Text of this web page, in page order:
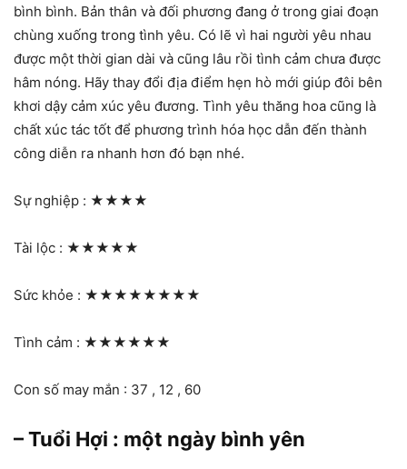
bình bình. Bản thân và đối phương đang ở trong giai đoạn
chùng xuống trong tình yêu. Có lẽ vì hai người yêu nhau
được một thời gian dài và cũng lâu rồi tình cảm chưa được
hâm nóng. Hãy thay đổi địa điểm hẹn hò mới giúp đôi bên
khơi dậy cảm xúc yêu đương. Tình yêu thăng hoa cũng là
chất xúc tác tốt để phương trình hóa học dẫn đến thành
công diễn ra nhanh hơn đó bạn nhé.
Sự nghiệp : ★★★★
Tài lộc : ★★★★★
Sức khỏe : ★★★★★★★★
Tình cảm : ★★★★★★
Con số may mắn : 37 , 12 , 60
– Tuổi Hợi : một ngày bình yên